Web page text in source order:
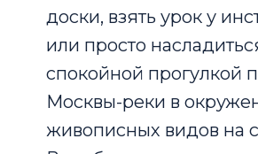
доски, взять урок у
или просто
спокойной прогулкой
Москвы-реки в
живописных видов на